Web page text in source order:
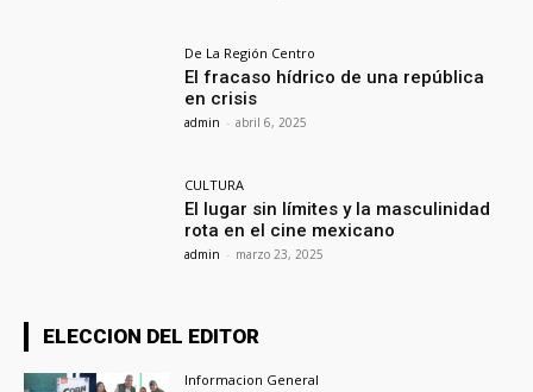
De La Región Centro
El fracaso hídrico de una república
en crisis
admin - abril 6, 2025
CULTURA
El lugar sin límites y la masculinidad
rota en el cine mexicano
admin - marzo 23, 2025
ELECCION DEL EDITOR
Informacion General